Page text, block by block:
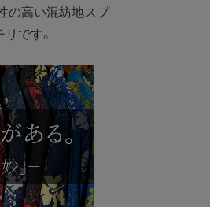
の高い混紡地スプ
です。